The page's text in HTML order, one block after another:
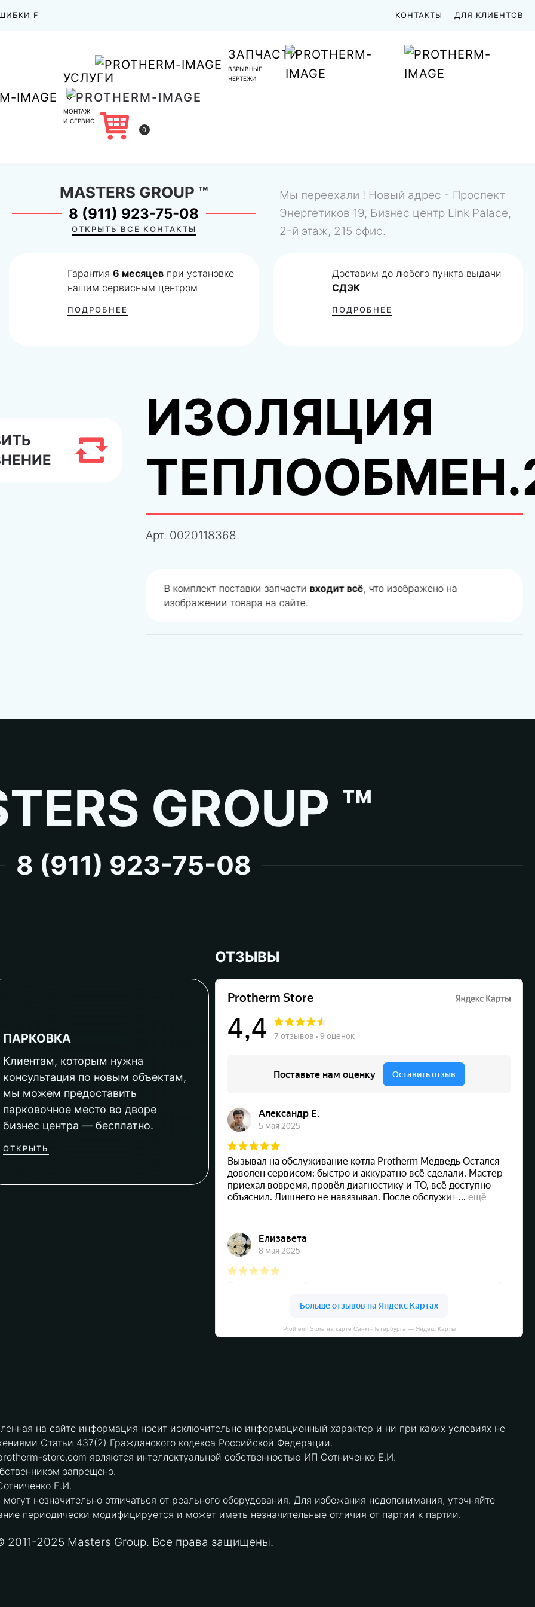
F КОНТАКТЫ ДЛЯ КЛИЕНТОВ
УСЛУГИ
МОНТАЖ
И СЕРВИС
ЗАПЧАСТИ
ВЗРЫВНЫЕ
ЧЕРТЕЖИ
0
MASTERS GROUP ™
8 (911) 923-75-08
ОТКРЫТЬ ВСЕ КОНТАКТЫ
Мы переехали ! Новый адрес - Проспект
Энергетиков 19, Бизнес центр Link Palace,
2-й этаж, 215 офис.
Гарантия6 месяцев при установке
нашим сервисным центром
ПОДРОБНЕЕ
Доставим до любого пункта выдачи
СДЭК
ПОДРОБНЕЕ
ИЗОЛЯЦИЯ
Арт. 0020118368
В комплект поставки запчасти входит всё, что изображено на
изображении товара на сайте.
GROUP ™
8 (911) 923-75-08
ПАРКОВКА
Клиентам, которым нужна
консультация по новым объектам,
мы можем предоставить
парковочное место во дворе
бизнес центра — бесплатно.
ОТКРЫТЬ
ОТЗЫВЫ
Protherm Store на карте Санкт‑Петербурга — Яндекс Карты
на сайте информация носит исключительно информационный характер и ни при каких условиях не
Статьи 437(2) Гражданского кодекса Российской Федерации.
store.com являются интеллектуальной собственностью ИП Сотниченко Е.И.
запрещено.
Е.И.
незначительно отличаться от реального оборудования. Для избежания недопонимания, уточняйте
периодически модифицируется и может иметь незначительные отличия от партии к партии.
2011-2025 Masters Group. Все права защищены.